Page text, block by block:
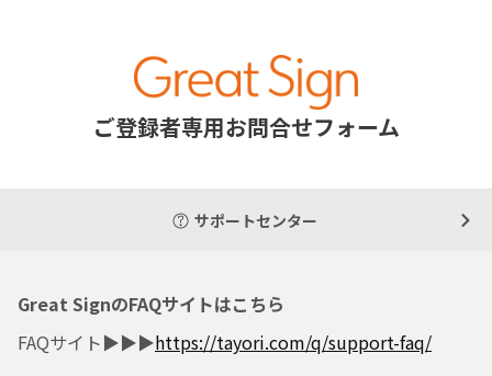
ご登録者専用お問合せフォーム
サポートセンター
Great SignのFAQサイトはこちら
FAQサイト▶▶▶https://tayori.com/q/support-faq/